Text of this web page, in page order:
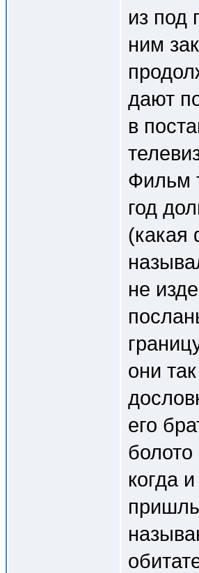
из под
ним
дают
в
Фильм
год
(какая
не
они
его
когда